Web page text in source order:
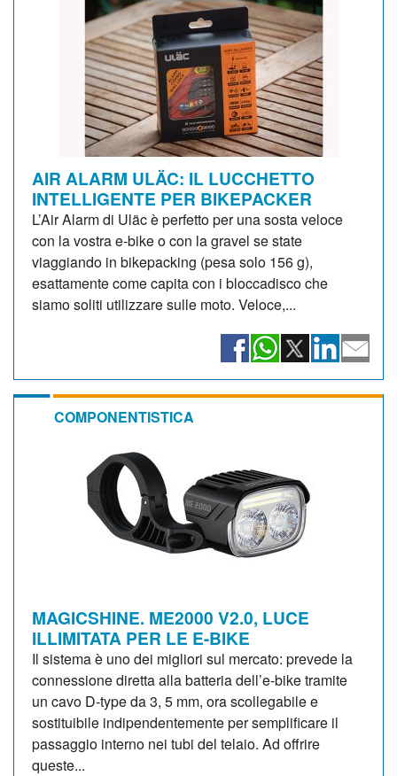
AIR ALARM ULÄC: IL LUCCHETTO
INTELLIGENTE PER BIKEPACKER
L’Air Alarm di Uläc è perfetto per una sosta veloce
con la vostra e-bike o con la gravel se state
viaggiando in bikepacking (pesa solo 156 g),
esattamente come capita con i bloccadisco che
siamo soliti utilizzare sulle moto. Veloce,...
COMPONENTISTICA
MAGICSHINE. ME2000 V2.0, LUCE
ILLIMITATA PER LE E-BIKE
Il sistema è uno dei migliori sul mercato: prevede la
connessione diretta alla batteria dell’e-bike tramite
un cavo D-type da 3, 5 mm, ora scollegabile e
sostituibile indipendentemente per semplificare il
passaggio interno nei tubi del telaio. Ad offrire
queste...